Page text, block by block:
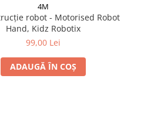
4M
robot - Motorised Robot
Hand, Kidz Robotix
99,00 Lei
ADAUGĂ ÎN COȘ